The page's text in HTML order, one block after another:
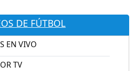
DE FÚTBOL
EN VIVO
TV